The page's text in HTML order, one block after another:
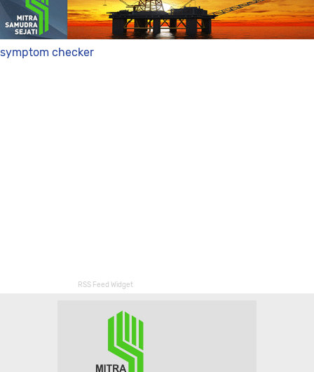
symptom checker
RSS Feed Widget